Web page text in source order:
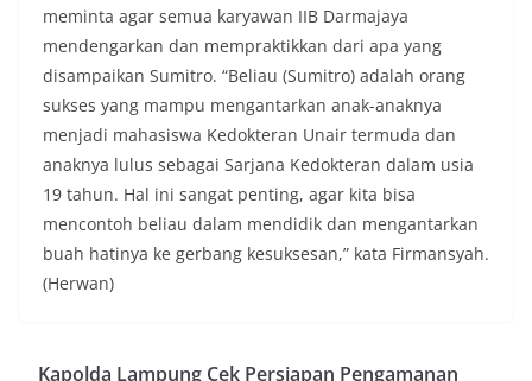
meminta agar semua karyawan IIB Darmajaya
mendengarkan dan mempraktikkan dari apa yang
disampaikan Sumitro. “Beliau (Sumitro) adalah orang
sukses yang mampu mengantarkan anak-anaknya
menjadi mahasiswa Kedokteran Unair termuda dan
anaknya lulus sebagai Sarjana Kedokteran dalam usia
19 tahun. Hal ini sangat penting, agar kita bisa
mencontoh beliau dalam mendidik dan mengantarkan
buah hatinya ke gerbang kesuksesan,” kata Firmansyah.
(Herwan)
Kapolda Lampung Cek Persiapan Pengamanan